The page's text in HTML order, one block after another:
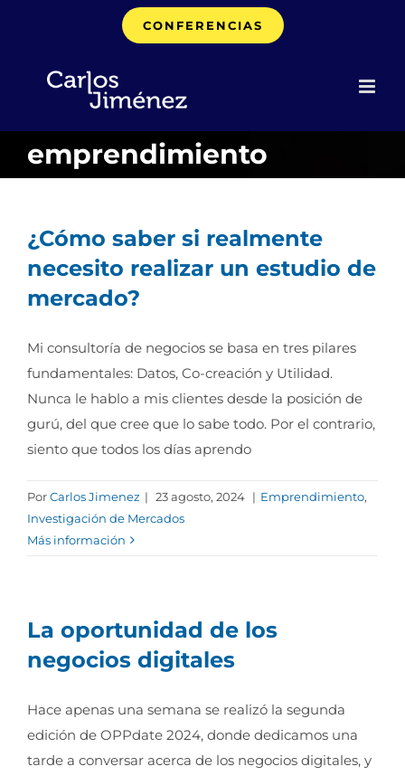
CONFERENCIAS
emprendimiento
¿Cómo saber si realmente
necesito realizar un estudio de
mercado?
Mi consultoría de negocios se basa en tres pilares
fundamentales: Datos, Co-creación y Utilidad.
Nunca le hablo a mis clientes desde la posición de
gurú, del que cree que lo sabe todo. Por el contrario,
siento que todos los días aprendo
PorCarlos Jimenez | 23 agosto, 2024 | Emprendimiento,
Investigación de Mercados
Más información
La oportunidad de los
negocios digitales
Hace apenas una semana se realizó la segunda
edición de OPPdate 2024, donde dedicamos una
tarde a conversar acerca de los negocios digitales, y